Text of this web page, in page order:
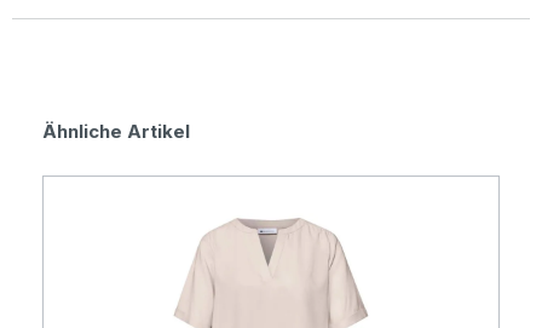
Produktgalerie überspringen
Ähnliche Artikel